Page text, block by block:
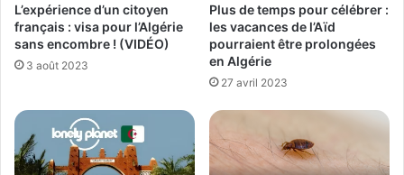
L’expérience d’un citoyen
français : visa pour l’Algérie
sans encombre ! (VIDÉO)
3 août 2023
Plus de temps pour célébrer :
les vacances de l’Aïd
pourraient être prolongées
en Algérie
27 avril 2023